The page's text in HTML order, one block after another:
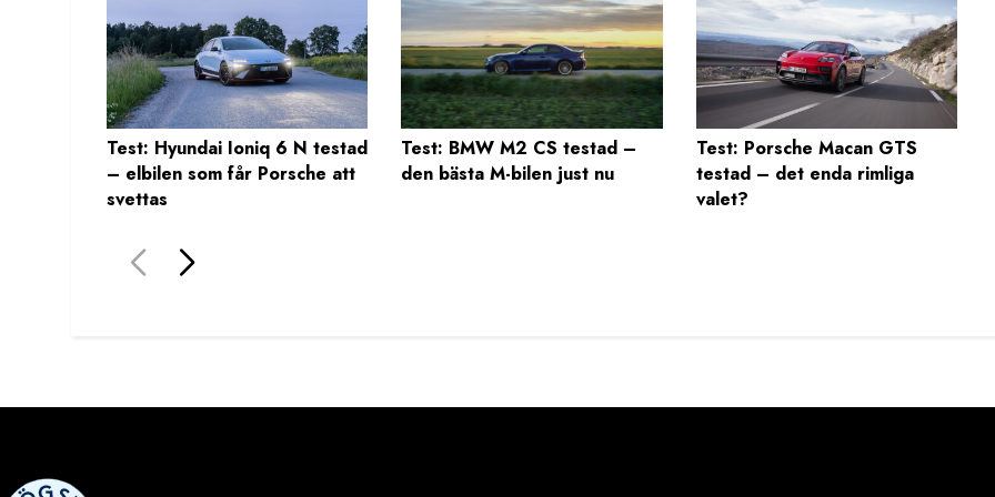
Test: Hyundai Ioniq 6 N testad
– elbilen som får Porsche att
svettas
Test: BMW M2 CS testad –
den bästa M-bilen just nu
Test: Porsche Macan GTS
testad – det enda rimliga
valet?